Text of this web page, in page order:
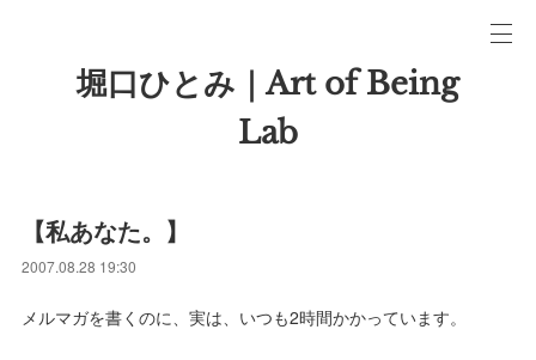
堀口ひとみ｜Art of Being
Lab
【私あなた。】
2007.08.28 19:30
メルマガを書くのに、実は、いつも2時間かかっています。